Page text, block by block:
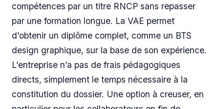
compétences par un titre RNCP sans repasser
par une formation longue. La VAE permet
d’obtenir un diplôme complet, comme un BTS
design graphique, sur la base de son expérience.
L’entreprise n’a pas de frais pédagogiques
directs, simplement le temps nécessaire à la
constitution du dossier. Une option à creuser, en